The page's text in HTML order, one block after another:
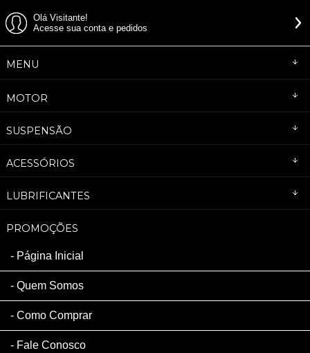
Olá Visitante!
Acesse sua conta e pedidos
MENU
MOTOR
SUSPENSÃO
ACESSÓRIOS
LUBRIFICANTES
PROMOÇÕES
Página Inicial
Quem Somos
Como Comprar
Fale Conosco